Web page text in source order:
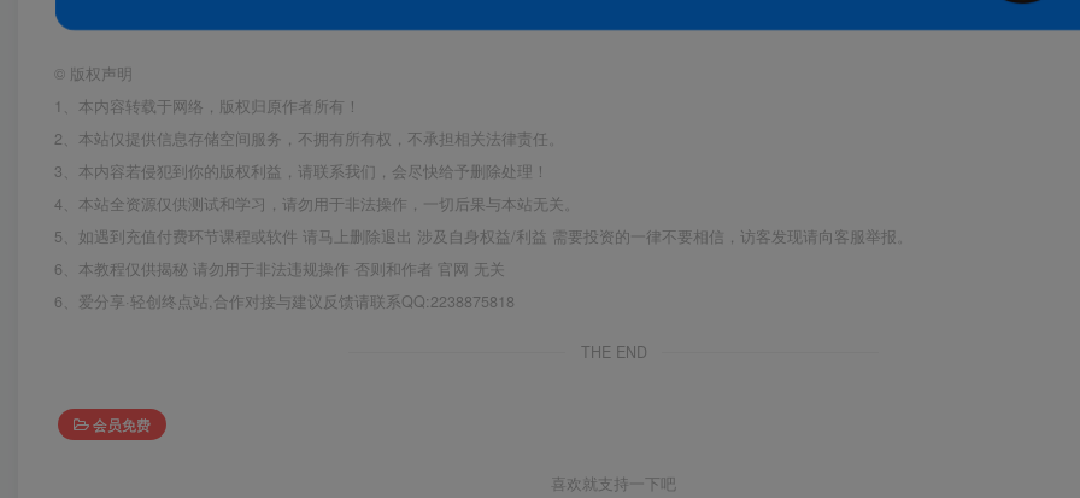
© 版权声明
1、本内容转载于网络，版权归原作者所有！
2、本站仅提供信息存储空间服务，不拥有所有权，不承担相关法律责任。
3、本内容若侵犯到你的版权利益，请联系我们，会尽快给予删除处理！
4、本站全资源仅供测试和学习，请勿用于非法操作，一切后果与本站无关。
5、如遇到充值付费环节课程或软件 请马上删除退出 涉及自身权益/利益 需要投资的一律不要相信，访客发现请向客服举报。
6、本教程仅供揭秘 请勿用于非法违规操作 否则和作者 官网 无关
6、爱分享·轻创终点站,合作对接与建议反馈请联系QQ:2238875818
THE END
会员免费
喜欢就支持一下吧